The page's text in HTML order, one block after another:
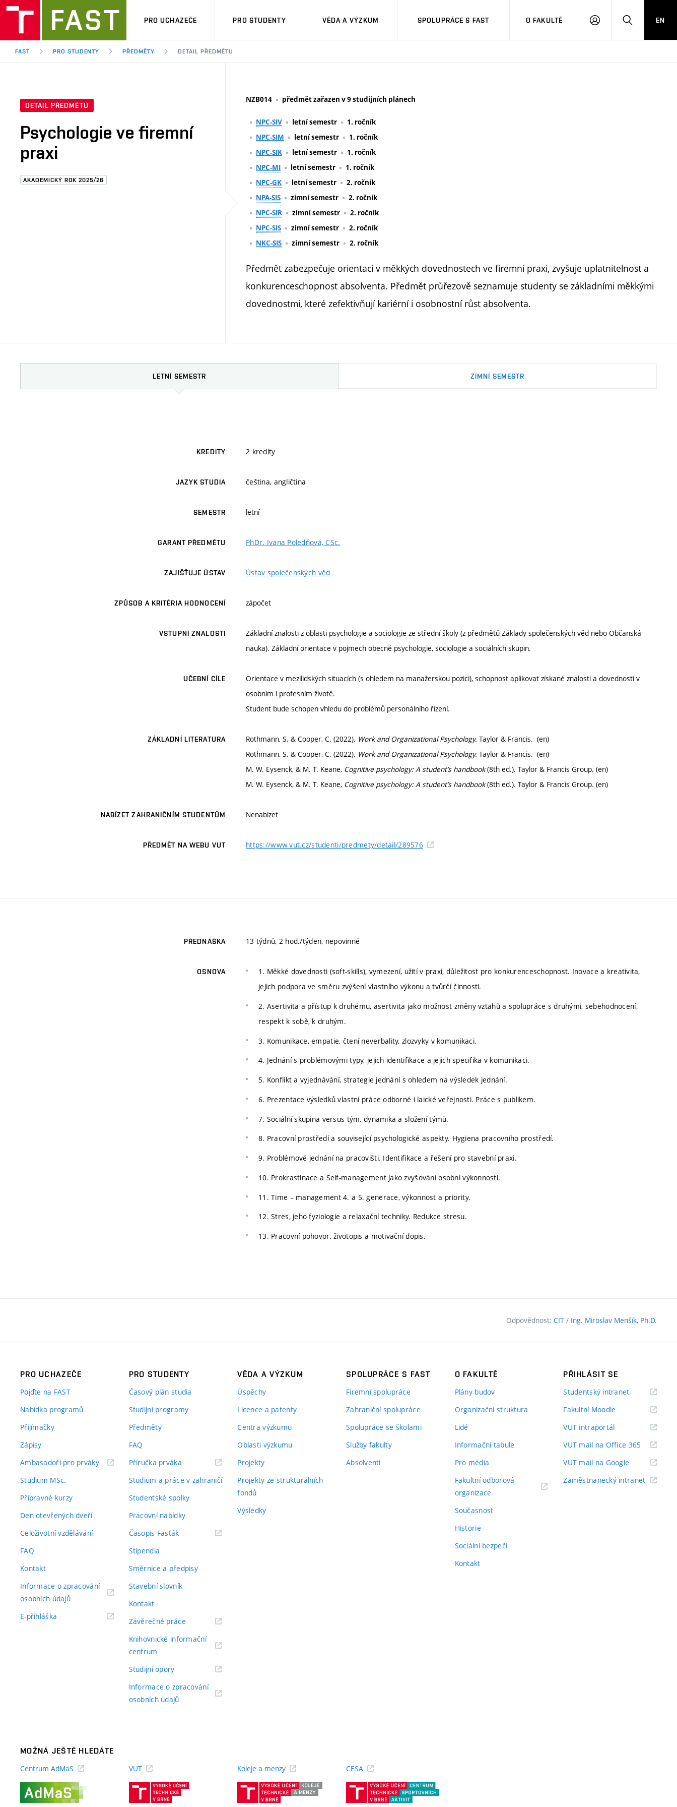
PRO UCHAZEČE PRO STUDENTY VĚDA A VÝZKUM SPOLUPRÁCE S FAST O FAKULTĚ
PŘIHLÁSITHLEDAT
EN
FAST PRO STUDENTY PŘEDMĚTY DETAIL PŘEDMĚTU
DETAIL PŘEDMĚTU
Psychologie ve firemní
praxi
AKADEMICKÝ ROK 2025/26
NZB014 předmět zařazen v 9 studijních plánech
NPC-SIV letní semestr
1. ročník
NPC-SIM
letní semestr
1. ročník
NPC-SIK
letní semestr
1. ročník
NPC-MI
letní semestr
1. ročník
NPC-GK
letní semestr
2. ročník
NPA-SIS
zimní semestr
2. ročník
NPC-SIR
zimní semestr
2. ročník
NPC-SIS
zimní semestr
2. ročník
NKC-SIS
zimní semestr 2. ročník
Předmět zabezpečuje orientaci v měkkých dovednostech ve firemní praxi, zvyšuje uplatnitelnost a
konkurenceschopnost absolventa. Předmět průřezově seznamuje studenty se základními měkkými
dovednostmi, které zefektivňují kariérní i osobnostní růst absolventa.
LETNÍ SEMESTR ZIMNÍ SEMESTR
KREDITY 2 kredity
JAZYK STUDIA čeština, angličtina
SEMESTR letní
GARANT PŘEDMĚTU PhDr. Ivana Poledňová, CSc.
ZAJIŠŤUJE ÚSTAV Ústav společenských věd
ZPŮSOB A KRITÉRIA HODNOCENÍ zápočet
VSTUPNÍ ZNALOSTI
Základní znalosti z oblasti psychologie a sociologie ze střední školy (z předmětů Základy společenských věd nebo Občanská
nauka). Základní orientace v pojmech obecné psychologie, sociologie a sociálních skupin.
UČEBNÍ CÍLE
Orientace v mezilidských situacích (s ohledem na manažerskou pozici), schopnost aplikovat získané znalosti a dovednosti v
osobním i profesním životě.
Student bude schopen vhledu do problémů personálního řízení.
ZÁKLADNÍ LITERATURA Rothmann, S. & Cooper, C. (2022). Work and Organizational Psychology. Taylor & Francis. (en)
Rothmann, S. & Cooper, C. (2022). Work and Organizational Psychology. Taylor & Francis. (en)
M. W. Eysenck, & M. T. Keane, Cognitive psychology: A student’s handbook(8th ed.). Taylor & Francis Group. (en)
M. W. Eysenck, & M. T. Keane, Cognitive psychology: A student’s handbook(8th ed.). Taylor & Francis Group. (en)
NABÍZET ZAHRANIČNÍM STUDENTŮM Nenabízet
PŘEDMĚT NA WEBU VUT https://www.vut.cz/studenti/predmety/detail/289576
PŘEDNÁŠKA 13 týdnů, 2 hod./týden, nepovinné
OSNOVA
1. Měkké dovednosti (soft-skills), vymezení, užití v praxi, důležitost pro konkurenceschopnost. Inovace a kreativita,
jejich podpora ve směru zvýšení vlastního výkonu a tvůrčí činnosti.
2. Asertivita a přístup k druhému, asertivita jako možnost změny vztahů a spolupráce s druhými, sebehodnocení,
respekt k sobě, k druhým.
3. Komunikace, empatie, čtení neverbality, zlozvyky v komunikaci.
4. Jednání s problémovými typy, jejich identifikace a jejich specifika v komunikaci.
5. Konflikt a vyjednávání, strategie jednání s ohledem na výsledek jednání.
6. Prezentace výsledků vlastní práce odborné i laické veřejnosti. Práce s publikem.
7. Sociální skupina versus tým, dynamika a složení týmů.
8. Pracovní prostředí a související psychologické aspekty. Hygiena pracovního prostředí.
9. Problémové jednání na pracovišti. Identifikace a řešení pro stavební praxi.
10. Prokrastinace a Self-management jako zvyšování osobní výkonnosti.
11. Time – management 4. a 5. generace, výkonnost a priority.
12. Stres, jeho fyziologie a relaxační techniky. Redukce stresu.
13. Pracovní pohovor, životopis a motivační dopis.
Odpovědnost: CIT / Ing. Miroslav Menšík, Ph.D.
PRO UCHAZEČE
Pojďte na FAST
Nabídka programů
Přijímačky
Zápisy
Ambasadoři pro prváky(externí
Studium MSc.
Přípravné kurzy
Den otevřených dveří
Celoživotní vzdělávání
FAQ
Kontakt
Informace o zpracování
osobních údajů(externí
E-přihláška
PRO STUDENTY
Časový plán studia
Studijní programy
Předměty
FAQ
Příručka prváka(externí
Studium a práce v zahraničí
Studentské spolky
Pracovní nabídky
Časopis Fasťák(externí
Stipendia
Směrnice a předpisy
Stavební slovník
Kontakt
Závěrečné práce(externí
Knihovnické informační
centrum
Studijní opory(externí
Informace o zpracování
osobních údajů(externí
VĚDA A VÝZKUM
Úspěchy
Licence a patenty
Centra výzkumu
Oblasti výzkumu
Projekty
Projekty ze strukturálních
fondů
Výsledky
SPOLUPRÁCE S FAST
Firemní spolupráce
Zahraniční spolupráce
Spolupráce se školami
Služby fakulty
Absolventi
O FAKULTĚ
Plány budov
Organizační struktura
Lidé
Informační tabule
Pro média
Fakultní odborová
organizace
Současnost
Historie
Sociální bezpečí
Kontakt
PŘIHLÁSIT SE
Studentský intranet(externí
Fakultní Moodle
VUT intraportál(externí
VUT mail na Office 365 (externí
VUT mail na Google (externí
Zaměstnanecký intranet(externí
MOŽNÁ JEŠTĚ HLEDÁTE
Centrum AdMaS
VUT
(externí
Koleje a menzy
(externí
CESA